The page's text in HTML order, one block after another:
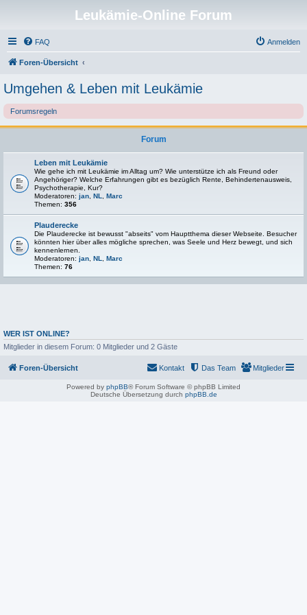
Leukämie-Online Forum
FAQ Anmelden
Foren-Übersicht
Umgehen & Leben mit Leukämie
Forumsregeln
Forum
Leben mit Leukämie
Wie gehe ich mit Leukämie im Alltag um? Wie unterstütze ich als Freund oder
Angehöriger? Welche Erfahrungen gibt es bezüglich Rente, Behindertenausweis,
Psychotherapie, Kur?
Moderatoren: jan NL
Marc
Themen: 356
Plauderecke
Die Plauderecke ist bewusst "abseits" vom Hauptthema dieser Webseite. Besucher
könnten hier über alles mögliche sprechen, was Seele und Herz bewegt, und sich
kennenlernen.
Moderatoren: jan NL
Marc
Themen: 76
WER IST ONLINE?
Mitglieder in diesem Forum: 0 Mitglieder und 2 Gäste
Foren-Übersicht Mitglieder
Das Team
Kontakt
Powered by phpBB® Forum Software © phpBB Limited
Deutsche Übersetzung durch phpBB.de